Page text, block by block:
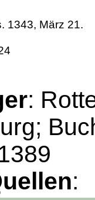
1343, März 21.
:
: